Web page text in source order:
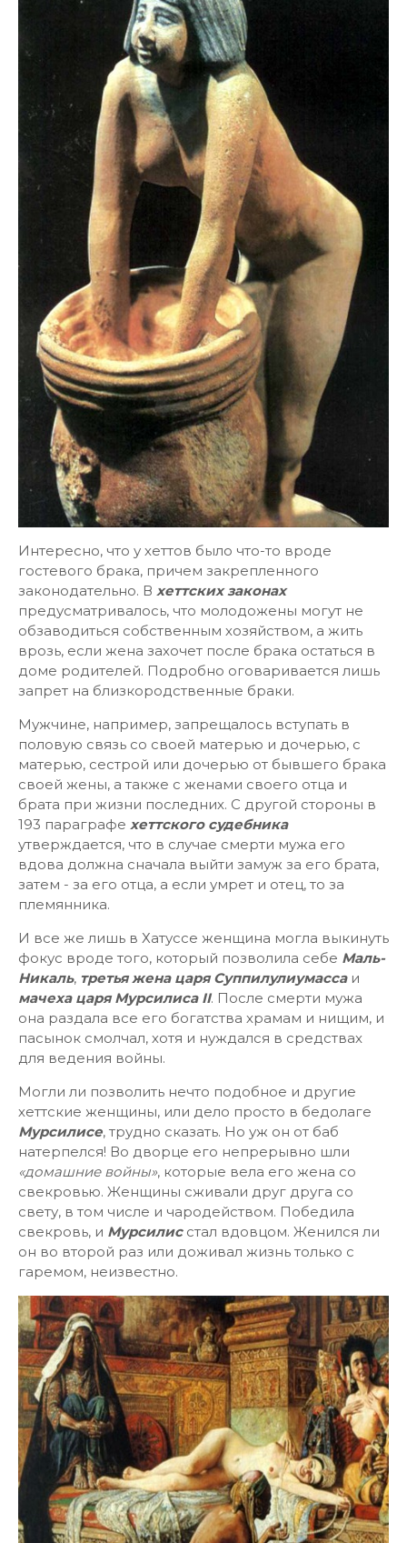
Интересно, что у хеттов было что-то вроде
гостевого брака, причем закрепленного
законодательно. В хеттских законах
предусматривалось, что молодожены могут не
обзаводиться собственным хозяйством, а жить
врозь, если жена захочет после брака остаться в
доме родителей. Подробно оговаривается лишь
запрет на близкородственные браки.
Мужчине, например, запрещалось вступать в
половую связь со своей матерью и дочерью, с
матерью, сестрой или дочерью от бывшего брака
своей жены, а также с женами своего отца и
брата при жизни последних. С другой стороны в
193 параграфе хеттского судебника
утверждается, что в случае смерти мужа его
вдова должна сначала выйти замуж за его брата,
затем - за его отца, а если умрет и отец, то за
племянника.
И все же лишь в Хатуссе женщина могла выкинуть
фокус вроде того, который позволила себе Маль-
Никаль, третья жена царя Суппилулиумассаи
мачеха царя Мурсилиса II. После смерти мужа
она раздала все его богатства храмам и нищим, и
пасынок смолчал, хотя и нуждался в средствах
для ведения войны.
Могли ли позволить нечто подобное и другие
хеттские женщины, или дело просто в бедолаге
Мурсилисе, трудно сказать. Но уж он от баб
натерпелся! Во дворце его непрерывно шли
«домашние войны», которые вела его жена со
свекровью. Женщины сживали друг друга со
свету, в том числе и чародейством. Победила
свекровь, и Мурсилисстал вдовцом. Женился ли
он во второй раз или доживал жизнь только с
гаремом, неизвестно.